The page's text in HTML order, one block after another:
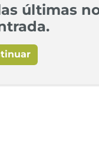
últimas